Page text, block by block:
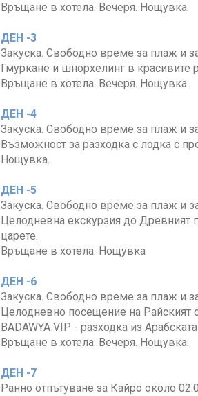
Връщане в хотела. Вечеря. Нощувка.
ДЕН -3
Закуска. Свободно време за плаж и
Гмуркане и шнорхелинг в
Връщане в хотела. Вечеря. Нощувка.
ДЕН -4
Закуска. Свободно време за плаж и
Възможност за разходка с лодка с
Нощувка.
ДЕН -5
Закуска. Свободно време за плаж и
Целодневна екскурзия до Древният
царете.
Връщане в хотела. Нощувка
ДЕН -6
Закуска. Свободно време за плаж и
Целодневно посещение на Райският
BADAWYA VIP - разходка из
Връщане в хотела. Вечеря. Нощувка.
ДЕН -7
Ранно отпътуване за Кайро около